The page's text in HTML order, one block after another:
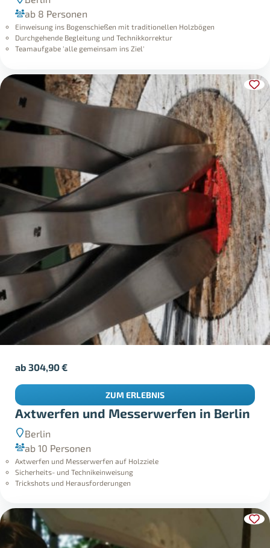
ab 8 Personen
Einweisung ins Bogenschießen mit traditionellen Holzbögen
Durchgehende Begleitung und Technikkorrektur
Teamaufgabe 'alle gemeinsam ins Ziel'
Axtwerfen und Messerwerfen in Berlin
Berlin
ab 10 Personen
Axtwerfen und Messerwerfen auf Holzziele
Sicherheits- und Technikeinweisung
Trickshots und Herausforderungen
ab304,90€
ZUM ERLEBNIS